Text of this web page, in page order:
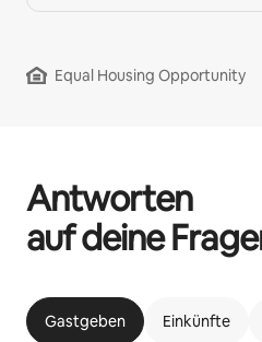
Equal Housing Opportunity
Antworten
auf deine
Gastgeben Einkünfte